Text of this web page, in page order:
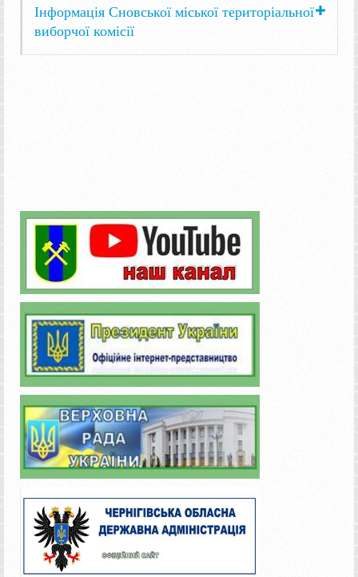
Інформація Сновської міської територіальної
виборчої комісії